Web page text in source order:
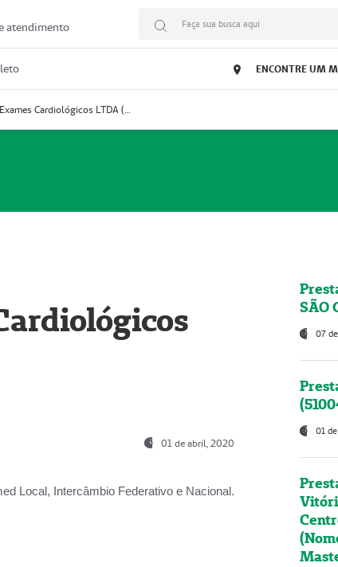
atendimento Faça sua busca aqui
ENCONTRE UM
Prestador Decordis Exames Cardiológicos LTDA (51004346-0)
01 de abril, 2020
Local, Intercâmbio Federativo e Nacional.
SÃO
07
01